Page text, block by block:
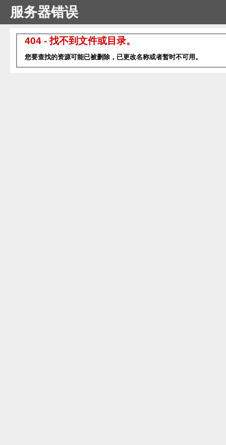
服务器错误
404 - 找不到文件或目录。
您要查找的资源可能已被删除，已更改名称或者暂时不可用。